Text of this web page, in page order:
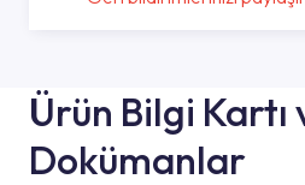
Ürün Bilgi Kartı
Dokümanlar